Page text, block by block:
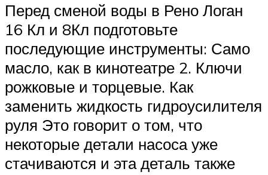
Перед сменой воды в Рено Логан
16 Кл и 8Кл подготовьте
последующие инструменты: Само
масло, как в кинотеатре 2. Ключи
рожковые и торцевые. Как
заменить жидкость гидроусилителя
руля Это говорит о том, что
некоторые детали насоса уже
стачиваются и эта деталь также